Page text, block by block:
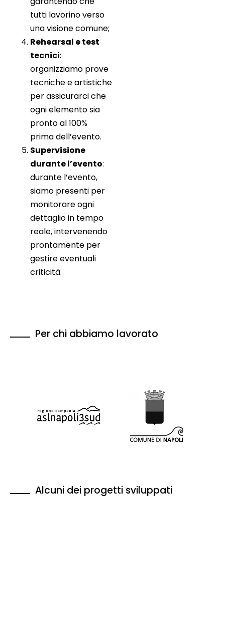
tutti lavorino verso
una visione comune;
Rehearsal e test
tecnici:
organizziamo prove
tecniche e artistiche
per assicurarci che
ogni elemento sia
pronto al 100%
prima dell’evento.
Supervisione
durante l’evento:
durante l’evento,
siamo presenti per
monitorare ogni
dettaglio in tempo
reale, intervenendo
prontamente per
gestire eventuali
criticità.
Per chi abbiamo lavorato
Alcuni dei progetti sviluppati